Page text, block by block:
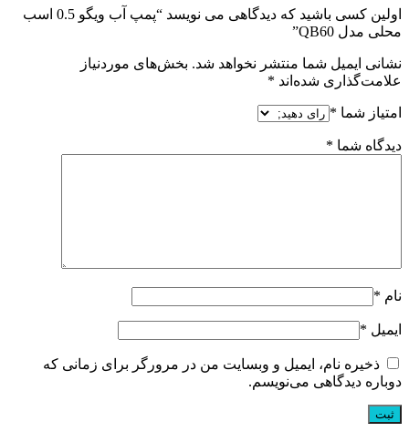
اولین کسی باشید که دیدگاهی می نویسد “پمپ آب ویگو 0.5 اسب
محلی مدل QB60”
نشانی ایمیل شما منتشر نخواهد شد. بخش‌های موردنیاز
علامت‌گذاری شده‌اند *
امتیاز شما *
دیدگاه شما *
نام *
ایمیل *
ذخیره نام، ایمیل و وبسایت من در مرورگر برای زمانی که
دوباره دیدگاهی می‌نویسم.